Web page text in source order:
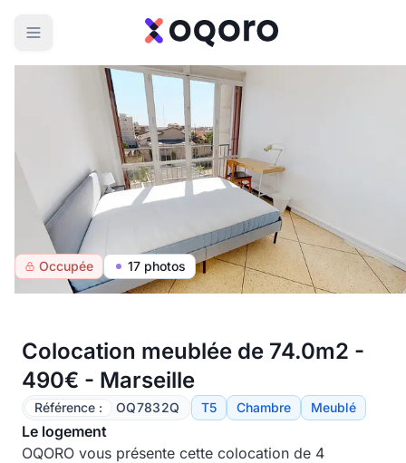
Occupée 17 photos
Colocation meublée de 74.0m2 -
490€ - Marseille
Référence : OQ7832Q T5 Chambre Meublé
Le logement
OQORO vous présente cette colocation de 4